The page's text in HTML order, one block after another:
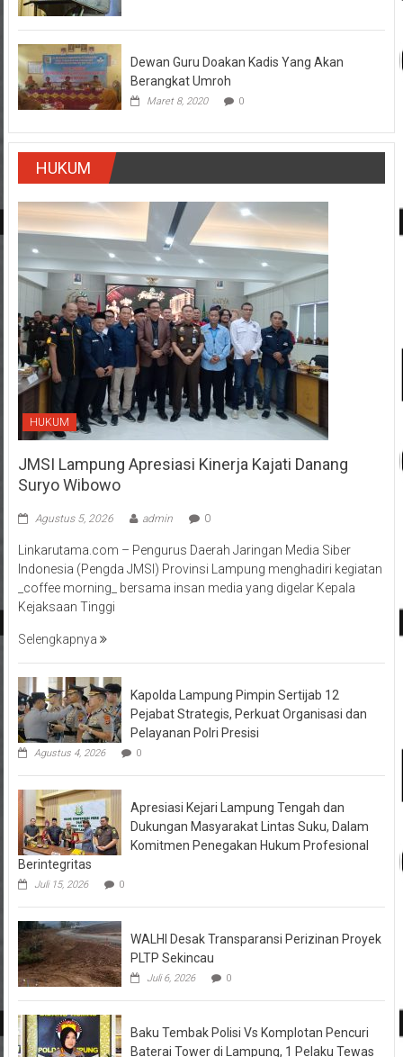
Dewan Guru Doakan Kadis Yang Akan
Berangkat Umroh
Maret 8, 2020 0
HUKUM
HUKUM
JMSI Lampung Apresiasi Kinerja Kajati Danang
Suryo Wibowo
Agustus 5, 2026 admin 0
Linkarutama.com – Pengurus Daerah Jaringan Media Siber
Indonesia (Pengda JMSI) Provinsi Lampung menghadiri kegiatan
_coffee morning_ bersama insan media yang digelar Kepala
Kejaksaan Tinggi
Selengkapnya
Kapolda Lampung Pimpin Sertijab 12
Pejabat Strategis, Perkuat Organisasi dan
Pelayanan Polri Presisi
Agustus 4, 2026 0
Apresiasi Kejari Lampung Tengah dan
Dukungan Masyarakat Lintas Suku, Dalam
Komitmen Penegakan Hukum Profesional
Berintegritas
Juli 15, 2026 0
WALHI Desak Transparansi Perizinan Proyek
PLTP Sekincau
Juli 6, 2026 0
Baku Tembak Polisi Vs Komplotan Pencuri
Baterai Tower di Lampung, 1 Pelaku Tewas